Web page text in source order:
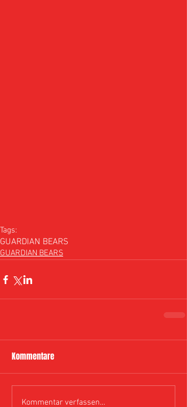
Tags:
GUARDIAN BEARS
GUARDIAN BEARS
Kommentare
Kommentar verfassen...